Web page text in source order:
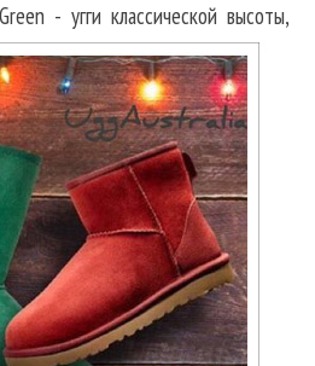
- угги классической высоты,